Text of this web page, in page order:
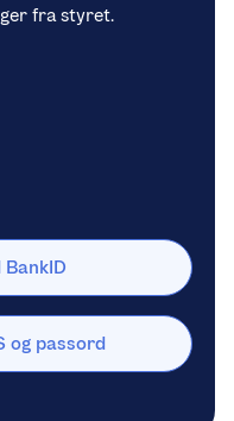
fra styret.
BankID
og passord